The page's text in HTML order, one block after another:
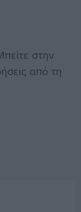
στην
από τη